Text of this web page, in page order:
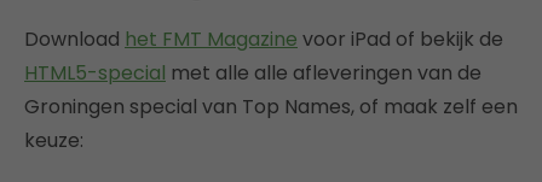
Download het FMT Magazine voor iPad of bekijk de
HTML5-special met alle alle afleveringen van de
Groningen special van Top Names, of maak zelf een
keuze: